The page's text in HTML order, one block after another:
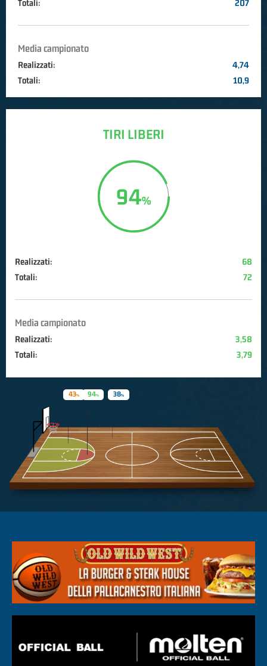
Totali: 207
Media campionato
Realizzati:
4,74
Totali:
10,9
TIRI LIBERI
94
Realizzati:
68
Totali:
72
Media campionato
Realizzati:
3,58
Totali:
3,79
94
43 38